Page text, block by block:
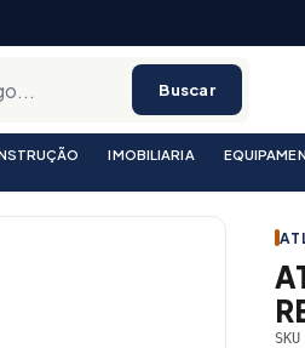
Buscar
IMOBILIARIA